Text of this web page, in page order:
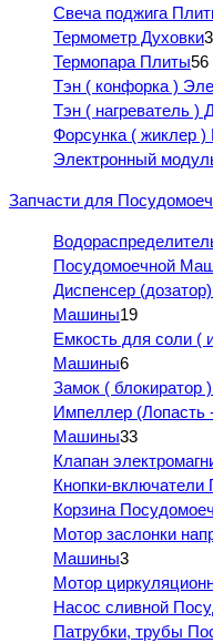
Свеча поджига
Термометр Духовки3
Термопара Плиты56
Тэн ( конфорка )
Тэн ( нагреватель )
Форсунка ( жиклер
Электронный
Запчасти для
Посудомоечной
Диспенсер
Машины19
Емкость для соли (
Машины6
Замок (
Импеллер (Лопасть
Машины33
Клапан
Кнопки-
Корзина
Мотор заслонки
Машины3
Мотор
Насос сливной
Патрубки, трубы